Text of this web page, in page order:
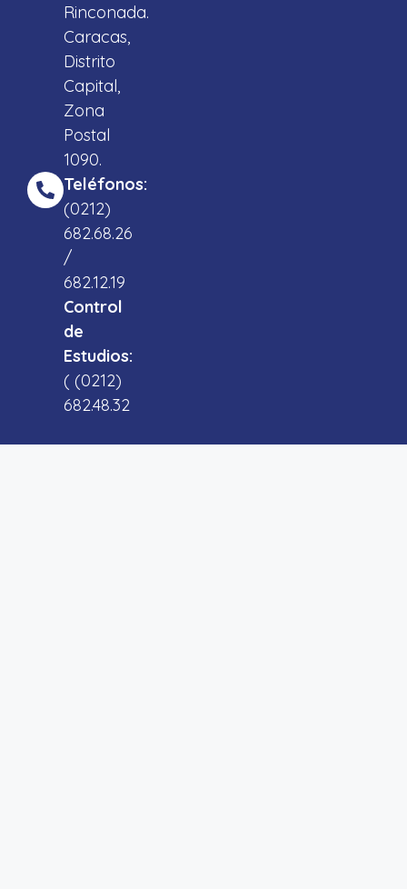
Rinconada.
Caracas,
Distrito
Capital,
Zona
Postal
1090.
Teléfonos:
(0212)
682.68.26
/
682.12.19
Control
de
Estudios:
( (0212)
682.48.32